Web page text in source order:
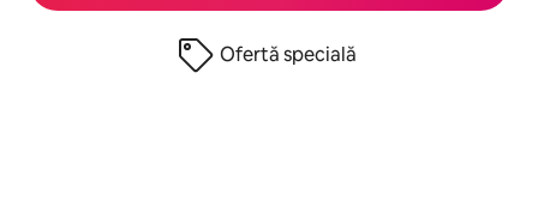
Ofertă specială